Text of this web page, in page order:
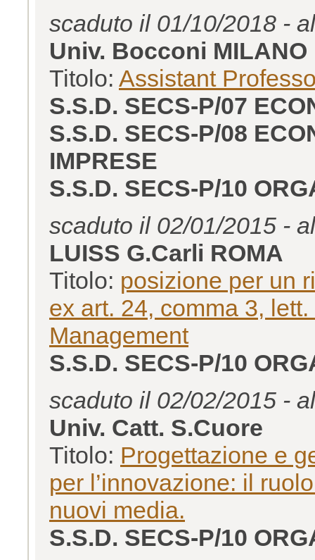
scaduto il 01/10/2018 -
Univ. Bocconi MILANO
Titolo: Assistant
S.S.D. SECS-P/07
S.S.D. SECS-P/08
IMPRESE
S.S.D. SECS-P/10
scaduto il 02/01/2015 -
LUISS G.Carli ROMA
Titolo: posizione per un
ex art. 24, comma 3,
Management
S.S.D. SECS-P/10
scaduto il 02/02/2015 -
Univ. Catt. S.Cuore
Titolo: Progettazione e
per l’innovazione: il
nuovi media.
S.S.D. SECS-P/10